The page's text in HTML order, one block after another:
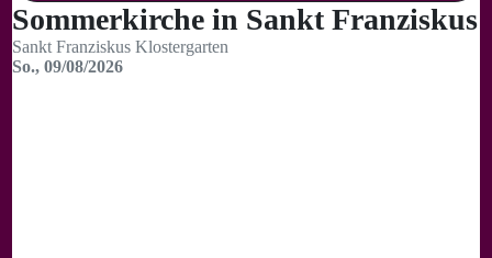
Sommerkirche in Sankt Franziskus
Sankt Franziskus Klostergarten
So., 09/08/2026